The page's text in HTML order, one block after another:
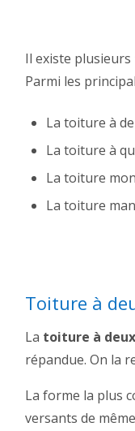
Il existe plusieurs
Parmi les
La toiture à
La toiture à
La toiture
La toiture
Toiture à
La toiture à
répandue. On la
La forme la plus
versants de